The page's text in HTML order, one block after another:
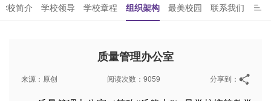
校简介 学校领导 学校章程 组织架构 最美校园 联系我们
质量管理办公室
来源：原创 阅读次数：9059 分享到：